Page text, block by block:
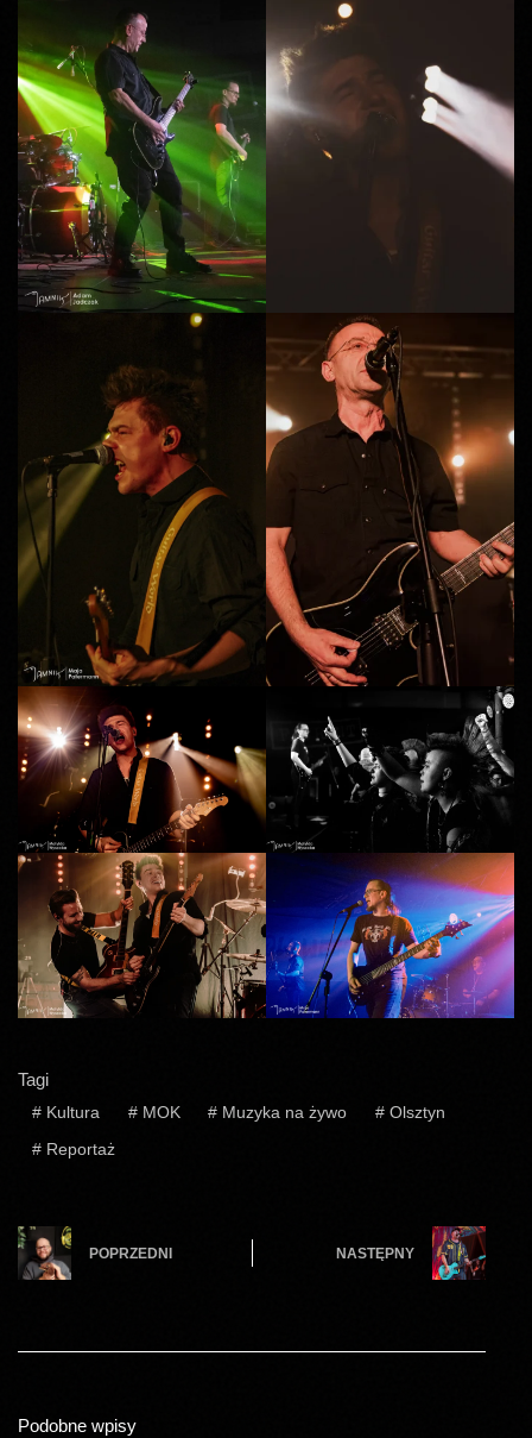
Tagi
#Kultura #MOK # Muzyka na żywo # Olsztyn
#Reportaż
POPRZEDNI NASTĘPNY
Podobne wpisy